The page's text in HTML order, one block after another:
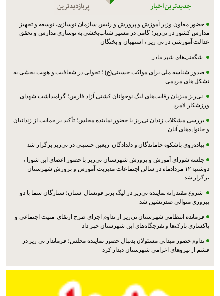
جدیدترین اخبار پربازدیدترین
حضور معاون وزیر آموزش و پرورش و رئیس سازمان نوسازی، توسعه و تجهیز
مدارس کشور در نی‌ریز؛ گامی در مسیر شتاب‌بخشی به نوسازی مدارس و تحقق
عدالت آموزشی در نی ریز ، استهبان و بختگان
شگفتی‌های شیر مادر
صدور شناسه ملی برای مواکب حسینی(ع) ؛ تحولی در شفافیت و هویت بخشی به
تشکل های مردمی
نی‌ریز میزبان رقابت‌های لیگ نوجوانان کشتی آزاد فارس؛ گرامیداشت شهدای
ورزشکار لامرد
بررسی مشکلات زندان نی‌ریز با حضور نماینده مجلس؛ تأکید بر حمایت از زندانیان
و خانواده‌های آنان
پیاده‌روی باشکوه جاماندگان و دلدادگان اربعین حسینی در نی‌ریز برگزار شد
جلسه شورای آموزش و پرورش شهرستان نی‌ریز با حضور اعضای این شورا ،
دوشنبه ۱۲ مردادماه در سالن اجتماعات مدیریت آموزش و پرورش شهرستان
برگزار شد
شروع مقتدرانه نماینده نی‌ریز در لیگ برتر فوتسال استان؛ ستارگان سما با دو
پیروزی متوالی صدرنشین شد
فرمانده انتظامی شهرستان نی‌ریز از تداوم اجرای طرح ارتقای امنیت اجتماعی و
پاکسازی پارک‌ها و تفرجگاه‌های این شهرستان خبر داد
تداوم حضور میدانی مسئولان بدنبال حضور نماینده مجلس؛ فرماندار نی ریز در
قشم از نیروهای اعزامی شهرستان دیدار کرد